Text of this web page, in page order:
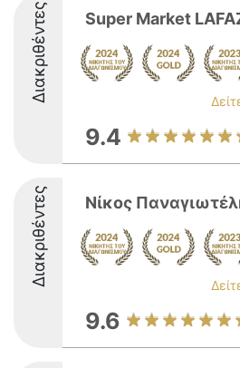
Διακριθέντες Super Market
9.4
Διακριθέντες Νίκος
9.6